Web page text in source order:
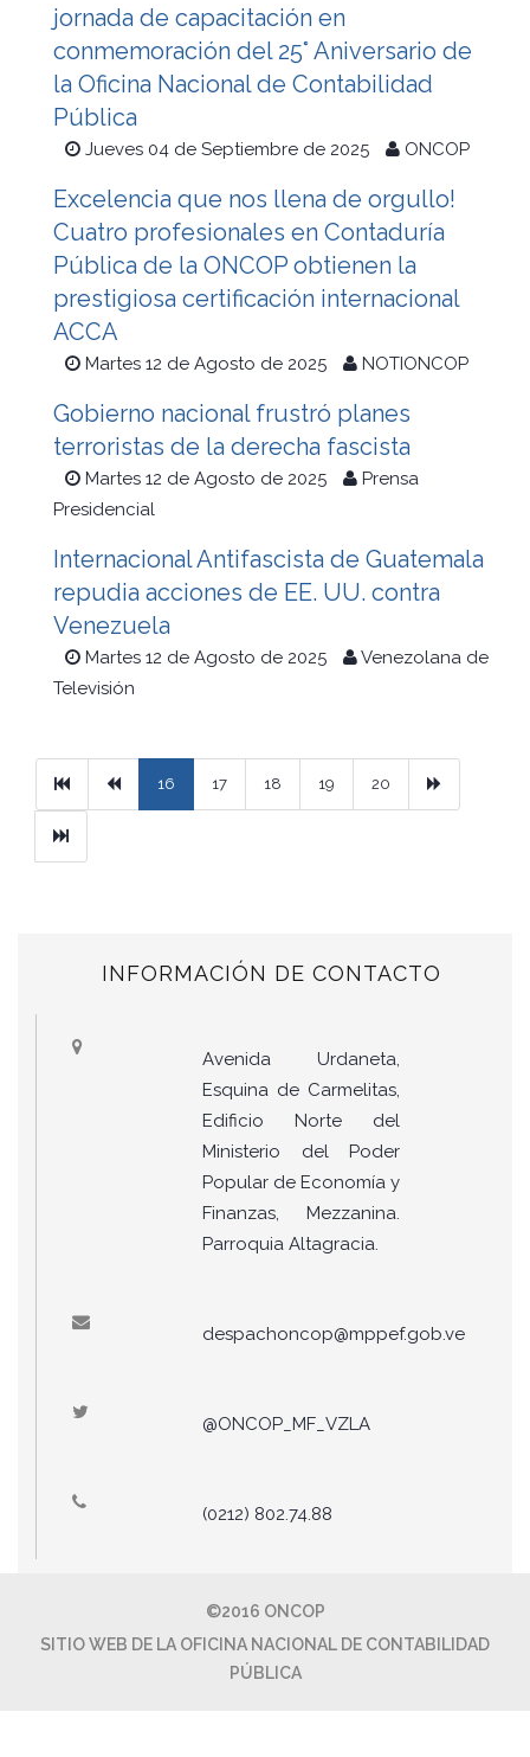
jornada de capacitación en
conmemoración del 25° Aniversario de
la Oficina Nacional de Contabilidad
Pública
Jueves 04 de Septiembre de 2025 ONCOP
Excelencia que nos llena de orgullo!
Cuatro profesionales en Contaduría
Pública de la ONCOP obtienen la
prestigiosa certificación internacional
ACCA
Martes 12 de Agosto de 2025 NOTIONCOP
Gobierno nacional frustró planes
terroristas de la derecha fascista
Martes 12 de Agosto de 2025
Prensa
Presidencial
Internacional Antifascista de Guatemala
repudia acciones de EE. UU. contra
Venezuela
Martes 12 de Agosto de 2025
Venezolana de
Televisión
PrimeraPrevious
16 17 18 19 20
Ultimo
INFORMACIÓN DE CONTACTO
Avenida Urdaneta,
Esquina de Carmelitas,
Edificio Norte del
Ministerio del Poder
Popular de Economía y
Finanzas, Mezzanina.
Parroquia Altagracia.
despachoncop@mppef.gob.ve
@ONCOP_MF_VZLA
(0212) 802.74.88
©2016 ONCOP
SITIO WEB DE LA OFICINA NACIONAL DE CONTABILIDAD
PÚBLICA